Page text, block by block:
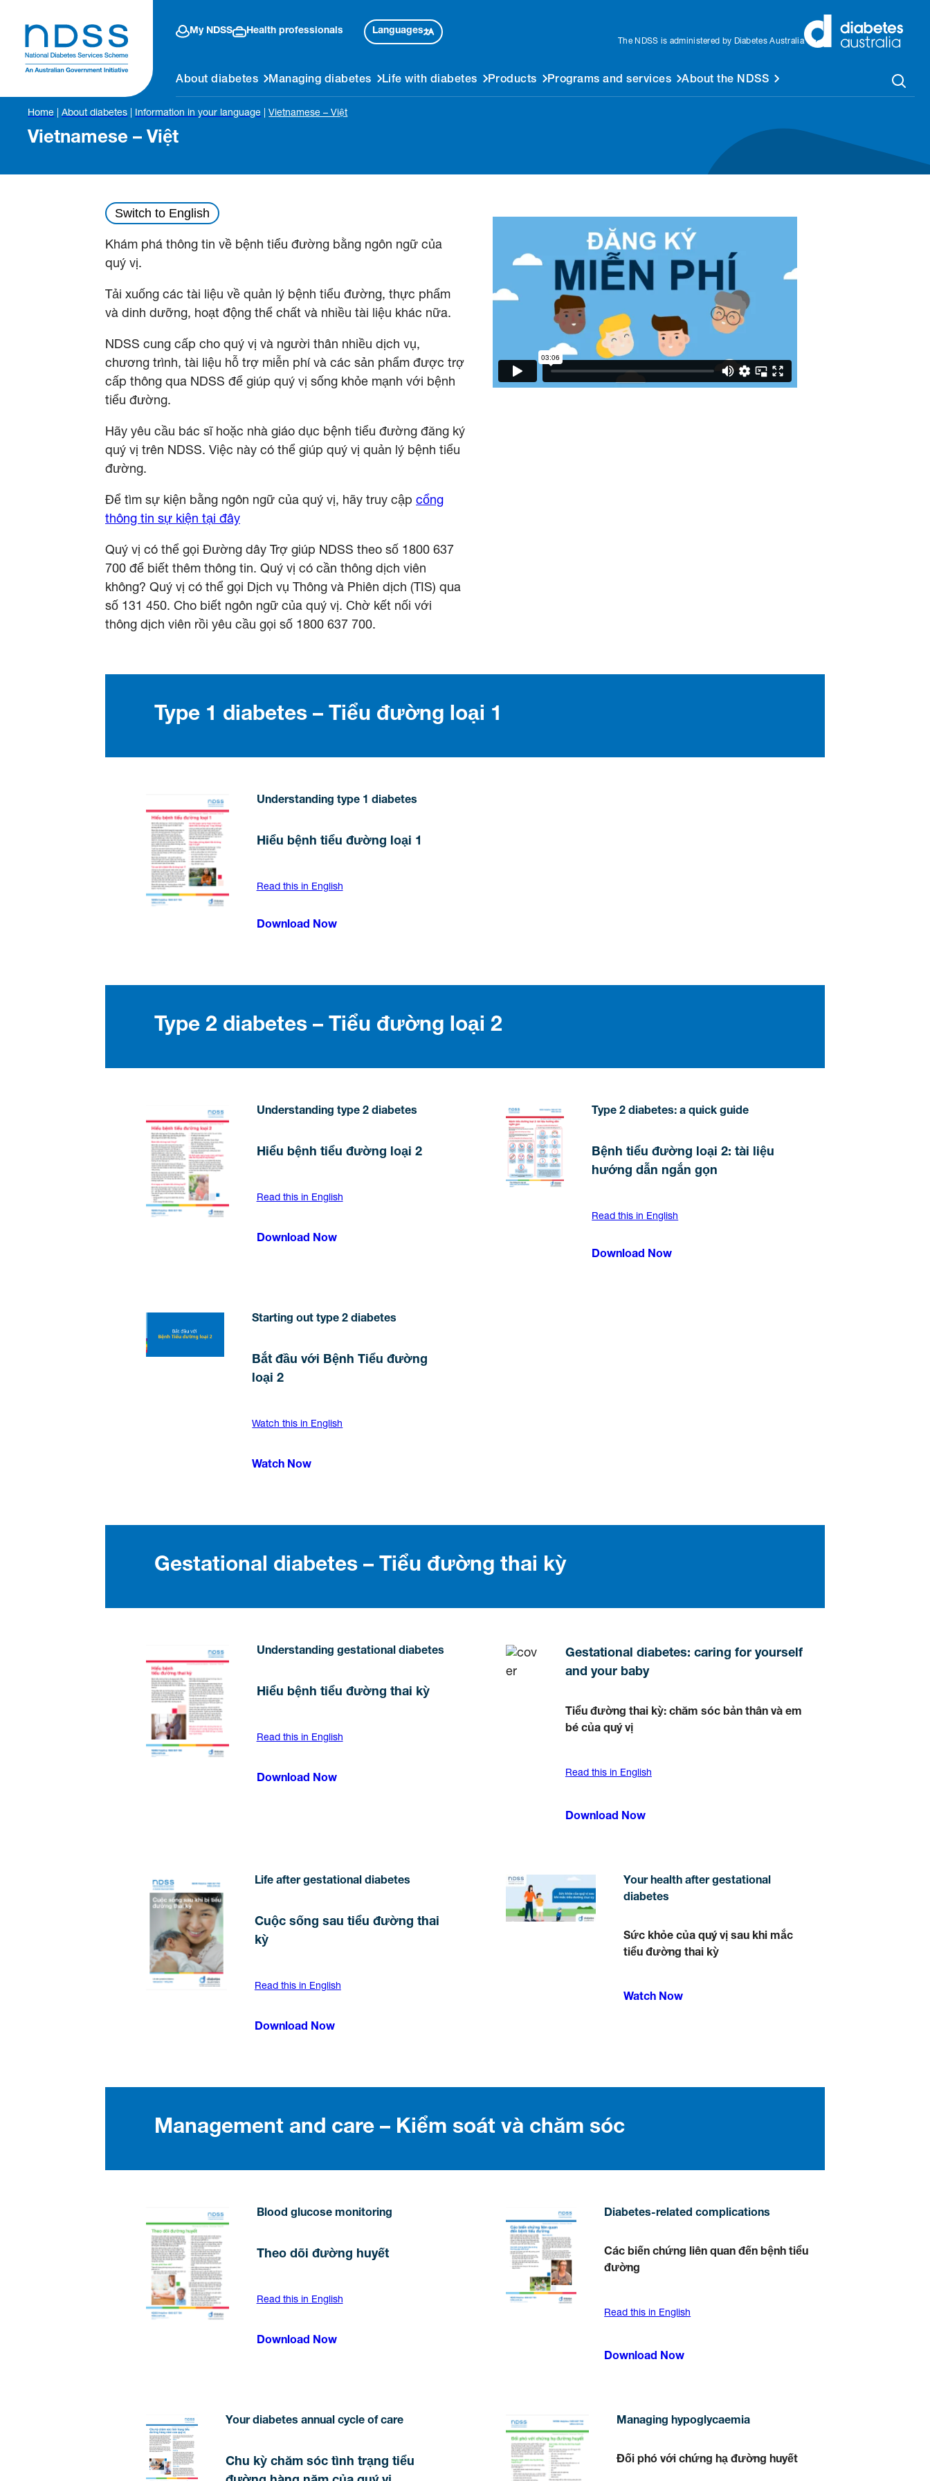
My NDSS Health professionals Languages
The NDSS is administered by Diabetes Australia
About diabetes Managing diabetes Life with diabetes Products Programs and services About the NDSS
Home |About diabetes Information in your language |Vietnamese – Việt
Vietnamese – Việt
Switch to English
Khám phá thông tin về bệnh tiểu đường bằng ngôn ngữ của
quý vị.
Tải xuống các tài liệu về quản lý bệnh tiểu đường, thực phẩm
và dinh dưỡng, hoạt động thể chất và nhiều tài liệu khác nữa.
NDSS cung cấp cho quý vị và người thân nhiều dịch vụ,
chương trình, tài liệu hỗ trợ miễn phí và các sản phẩm được trợ
cấp thông qua NDSS để giúp quý vị sống khỏe mạnh với bệnh
tiểu đường.
Hãy yêu cầu bác sĩ hoặc nhà giáo dục bệnh tiểu đường đăng ký
quý vị trên NDSS. Việc này có thể giúp quý vị quản lý bệnh tiểu
đường.
Để tìm sự kiện bằng ngôn ngữ của quý vị, hãy truy cập cổng
thông tin sự kiện tại đây
Quý vị có thể gọi Đường dây Trợ giúp NDSS theo số 1800 637
700 để biết thêm thông tin. Quý vị có cần thông dịch viên
không? Quý vị có thể gọi Dịch vụ Thông và Phiên dịch (TIS) qua
số 131 450. Cho biết ngôn ngữ của quý vị. Chờ kết nối với
thông dịch viên rồi yêu cầu gọi số 1800 637 700.
Type 1 diabetes – Tiểu đường loại 1
Understanding type 1 diabetes
Hiểu bệnh tiểu đường loại 1
Read this in English
Download Now
Type 2 diabetes – Tiểu đường loại 2
Understanding type 2 diabetes
Hiểu bệnh tiểu đường loại 2
Read this in English
Download Now
Type 2 diabetes: a quick guide
Bệnh tiểu đường loại 2: tài liệu
hướng dẫn ngắn gọn
Read this in English
Download Now
Starting out type 2 diabetes
Bắt đầu với Bệnh Tiểu đường
loại 2
Watch this in English
Watch Now
Gestational diabetes – Tiểu đường thai kỳ
Understanding gestational diabetes
Hiểu bệnh tiểu đường thai kỳ
Read this in English
Download Now
Gestational diabetes: caring for yourself
and your baby
Tiểu đường thai kỳ: chăm sóc bản thân và em
bé của quý vị
Read this in English
Download Now
Life after gestational diabetes
Cuộc sống sau tiểu đường thai
kỳ
Read this in English
Download Now
Your health after gestational
diabetes
Sức khỏe của quý vị sau khi mắc
tiểu đường thai kỳ
Watch Now
Management and care – Kiểm soát và chăm sóc
Blood glucose monitoring
Theo dõi đường huyết
Read this in English
Download Now
Diabetes-related complications
Các biến chứng liên quan đến bệnh tiểu
đường
Read this in English
Download Now
Your diabetes annual cycle of care
Chu kỳ chăm sóc tình trạng tiểu
Managing hypoglycaemia
Đối phó với chứng hạ đường huyết